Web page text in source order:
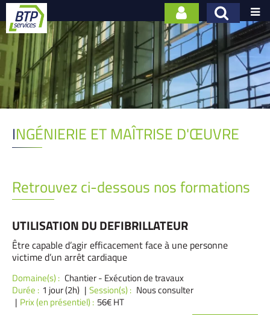

INGÉNIERIE ET MAÎTRISE D'ŒUVRE
Retrouvez ci-dessous nos formations
UTILISATION DU DEFIBRILLATEUR
Être capable d’agir efficacement face à une personne
victime d’un arrêt cardiaque
Domaine(s) : Chantier - Exécution de travaux
Durée : 1 jour (2h) Session(s) : Nous consulter
Prix (en présentiel) : 56€ HT